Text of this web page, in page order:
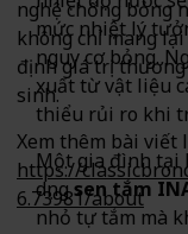
mức nhiệt lý
nguy cơ bỏng.
xuất từ vật liệu
thiểu rủi ro khi
Một gia đình tại
dụngsen tắm
nhỏ tự tắm mà
nghệ chống bỏng
không chỉ mang
định giá trị
sinh.
Xem thêm bài viết
https://
6.73981/about